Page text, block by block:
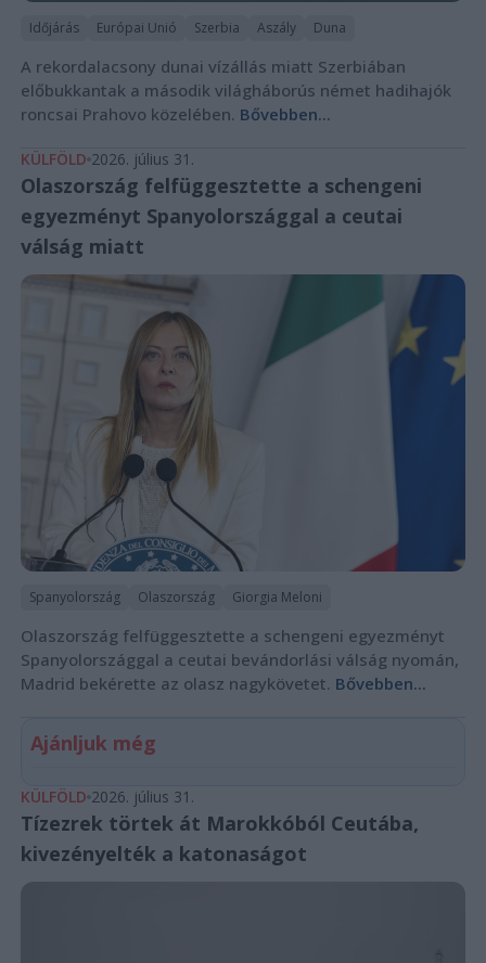
Időjárás Európai Unió Szerbia Aszály Duna
A rekordalacsony dunai vízállás miatt Szerbiában
előbukkantak a második világháborús német hadihajók
roncsai Prahovo közelében. Bővebben...
KÜLFÖLD 2026. július 31.
Olaszország felfüggesztette a schengeni
egyezményt Spanyolországgal a ceutai
válság miatt
Spanyolország Olaszország Giorgia Meloni
Olaszország felfüggesztette a schengeni egyezményt
Spanyolországgal a ceutai bevándorlási válság nyomán,
Madrid bekérette az olasz nagykövetet. Bővebben...
Ajánljuk még
KÜLFÖLD 2026. július 31.
Tízezrek törtek át Marokkóból Ceutába,
kivezényelték a katonaságot